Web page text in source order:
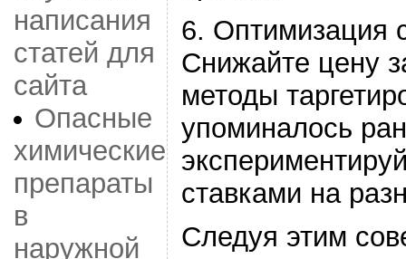
написания
статей для
сайта
Опасные
химические
препараты
в
наружной
6. Оптимизация
Снижайте цену
методы
упоминалось
ставками на
Следуя этим